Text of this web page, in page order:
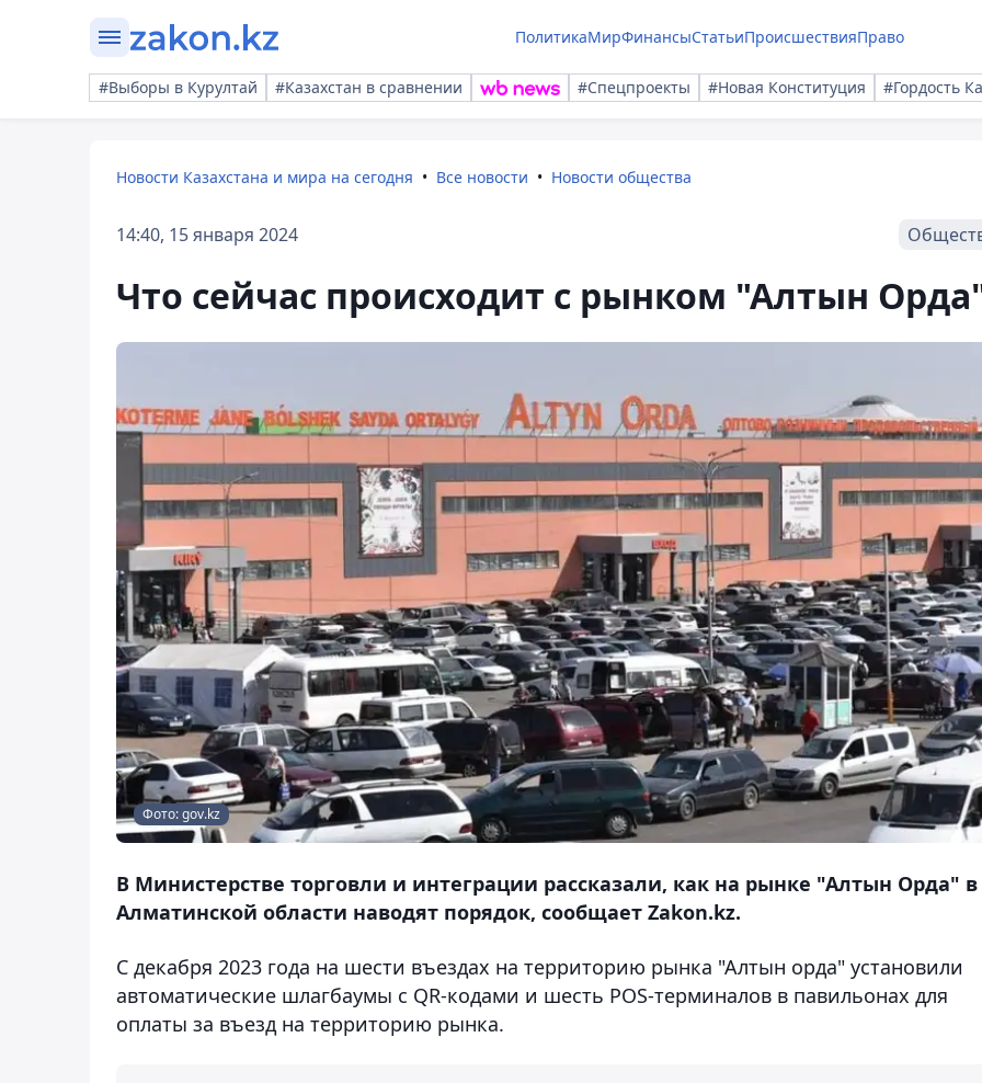
ПолитикаМирФинансыСтатьиПроисшествияПраво
#Выборы в Курултай #Казахстан в сравнении #Спецпроекты #Новая Конституция #Гордость
Новости Казахстана и мира на сегодня Все новости Новости общества
14:40, 15 января 2024
Что сейчас происходит с рынком "Алтын
Фото: gov.kz
В Министерстве торговли и интеграции рассказали, как на рынке "Алтын Орда" в
Алматинской области наводят порядок, сообщает Zakon.kz.
С декабря 2023 года на шести въездах на территорию рынка "Алтын орда" установили
автоматические шлагбаумы с QR-кодами и шесть POS-терминалов в павильонах для
оплаты за въезд на территорию рынка.